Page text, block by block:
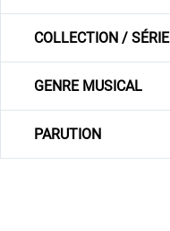
COLLECTION / SÉRIE
GENRE MUSICAL
PARUTION